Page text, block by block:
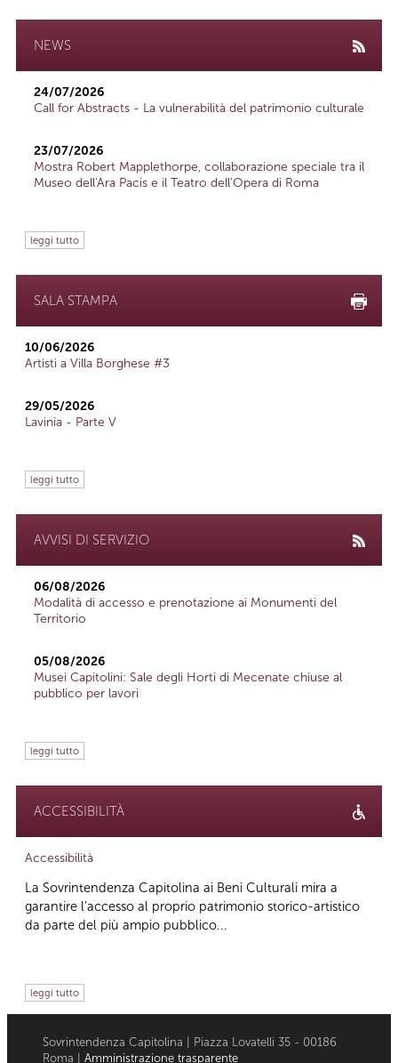
NEWS
24/07/2026
Call for Abstracts - La vulnerabilità del patrimonio culturale
23/07/2026
Mostra Robert Mapplethorpe, collaborazione speciale tra il
Museo dell'Ara Pacis e il Teatro dell'Opera di Roma
leggi tutto
SALA STAMPA
10/06/2026
Artisti a Villa Borghese #3
29/05/2026
Lavinia - Parte V
leggi tutto
AVVISI DI SERVIZIO
06/08/2026
Modalità di accesso e prenotazione ai Monumenti del
Territorio
05/08/2026
Musei Capitolini: Sale degli Horti di Mecenate chiuse al
pubblico per lavori
leggi tutto
ACCESSIBILITÀ
Accessibilità
La Sovrintendenza Capitolina ai Beni Culturali mira a
garantire l’accesso al proprio patrimonio storico-artistico
da parte del più ampio pubblico...
leggi tutto
Sovrintendenza Capitolina | Piazza Lovatelli 35 - 00186
Roma | Amministrazione trasparente